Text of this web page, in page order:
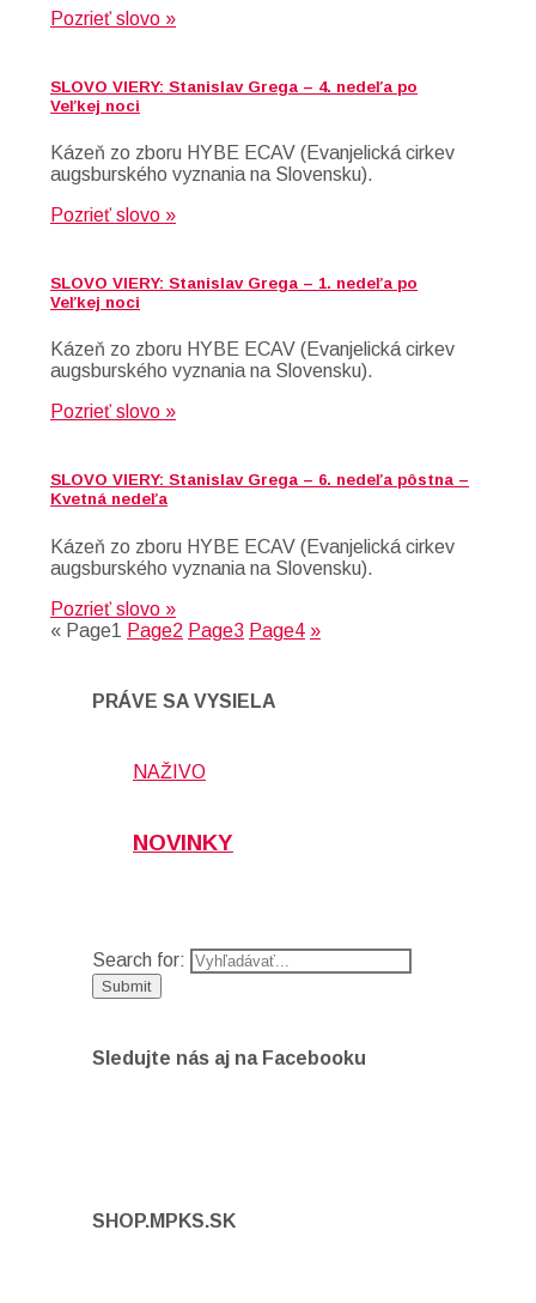
Pozrieť slovo »
SLOVO VIERY: Stanislav Grega – 4. nedeľa po
Veľkej noci
Kázeň zo zboru HYBE ECAV (Evanjelická cirkev
augsburského vyznania na Slovensku).
Pozrieť slovo »
SLOVO VIERY: Stanislav Grega – 1. nedeľa po
Veľkej noci
Kázeň zo zboru HYBE ECAV (Evanjelická cirkev
augsburského vyznania na Slovensku).
Pozrieť slovo »
SLOVO VIERY: Stanislav Grega – 6. nedeľa pôstna –
Kvetná nedeľa
Kázeň zo zboru HYBE ECAV (Evanjelická cirkev
augsburského vyznania na Slovensku).
Pozrieť slovo »
« Page1 Page2 Page3 Page4 »
PRÁVE SA VYSIELA
NAŽIVO
NOVINKY
Search for:
Sledujte nás aj na Facebooku
SHOP.MPKS.SK